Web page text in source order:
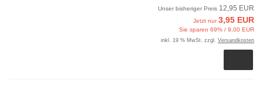
Unser bisheriger Preis 12,95 EUR
Jetzt nur3,95 EUR
Sie sparen 69% / 9,00 EUR
inkl. 19 % MwSt. zzgl. Versandkosten